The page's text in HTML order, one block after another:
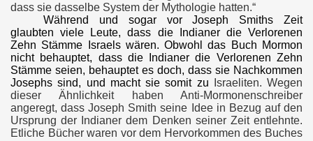
dass sie dasselbe System der Mythologie hatten.“
Während und sogar vor Joseph Smiths Zeit
glaubten viele Leute, dass die Indianer die Verlorenen
Zehn Stämme Israels wären. Obwohl das Buch Mormon
nicht behauptet, dass die Indianer die Verlorenen Zehn
Stämme seien, behauptet es doch, dass sie Nachkommen
Josephs sind, und macht sie somit zu Israeliten. Wegen
dieser Ähnlichkeit haben Anti-Mormonenschreiber
angeregt, dass Joseph Smith seine Idee in Bezug auf den
Ursprung der Indianer dem Denken seiner Zeit entlehnte.
Etliche Bücher waren vor dem Hervorkommen des Buches